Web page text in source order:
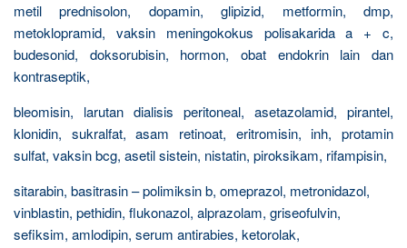
metil prednisolon, dopamin, glipizid, metformin, dmp,
metoklopramid, vaksin meningokokus polisakarida a + c,
budesonid, doksorubisin, hormon, obat endokrin lain dan
kontraseptik,
bleomisin, larutan dialisis peritoneal, asetazolamid, pirantel,
klonidin, sukralfat, asam retinoat, eritromisin, inh, protamin
sulfat, vaksin bcg, asetil sistein, nistatin, piroksikam, rifampisin,
sitarabin, basitrasin – polimiksin b, omeprazol, metronidazol,
vinblastin, pethidin, flukonazol, alprazolam, griseofulvin,
sefiksim, amlodipin, serum antirabies, ketorolak,